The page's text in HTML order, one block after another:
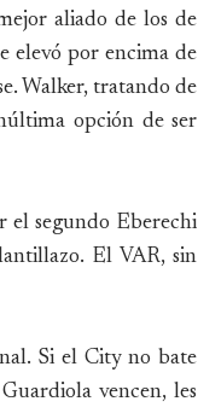
aliado de los de
elevó por encima de
Walker, tratando de
opción de ser
el segundo Eberechi
El VAR, sin
Si el City no bate
vencen, les